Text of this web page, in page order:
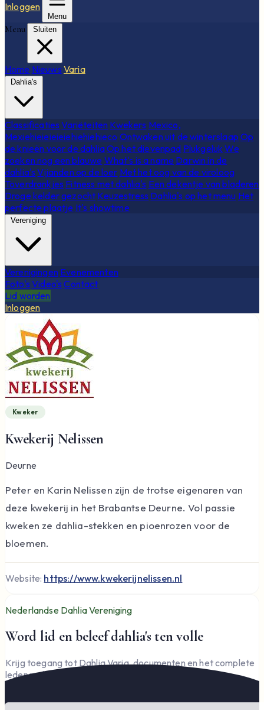
Inloggen
Menu
Menu Sluiten
Home Nieuws Varia
Dahlia's
Classificaties Variëteiten Kwekers Mexico,
Mexiehieieieieiehiehiehieco Ontwaken uit de winterslaap Op
de knieën voor de dahliaOp het dievenpad Plukgeluk We
zoeken nog een blauwe What's is a name Darwin in de
dahlia's Vijanden op de loer Met het oog van de viroloog
Toverdrankjes Fitness met dahlia's Een dekentje van bladeren
Droge kelder gezocht Keuzestress Dahlia's op het menu Het
perfecte plaatje It's showtime
Vereniging
Verenigingen Evenementen
Foto's Video's Contact
Lid worden
Inloggen
Kweker
Kwekerij Nelissen
Deurne
Peter en Karin Nelissen zijn de trotse eigenaren van
deze kwekerij in het Brabantse Deurne. Vol passie
kweken ze dahlia-stekken en pioenrozen voor de
bloemen.
Website: https://www.kwekerijnelissen.nl
Nederlandse Dahlia Vereniging
Word lid en beleef dahlia's ten volle
Krijg toegang tot Dahlia Varia, documenten en het complete
ledengedeelte — en steun de vereniging.